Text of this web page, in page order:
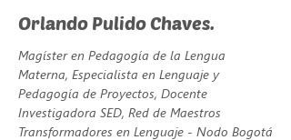
Orlando Pulido Chaves.
Magíster en Pedagogía de la Lengua
Materna, Especialista en Lenguaje y
Pedagogía de Proyectos, Docente
Investigadora SED, Red de Maestros
Transformadores en Lenguaje - Nodo Bogotá